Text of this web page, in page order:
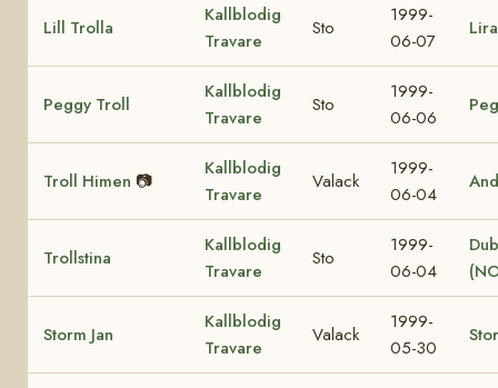
Lill Trolla
Kallblodig
Travare
Sto
1999-
06-07
Peggy Troll
Kallblodig
Travare
Sto
1999-
06-06
Troll Himen 📷
Kallblodig
Travare
Valack
1999-
06-04
Trollstina
Kallblodig
Travare
Sto
1999-
06-04
Storm Jan
Kallblodig
Travare
Valack
1999-
05-30